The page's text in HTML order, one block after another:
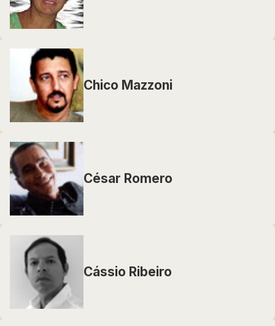
Chico Mazzoni
César Romero
Cássio Ribeiro